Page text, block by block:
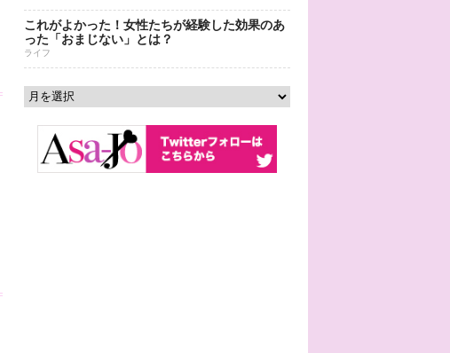
これがよかった！女性たちが経験した効果のあ
った「おまじない」とは？
ライフ